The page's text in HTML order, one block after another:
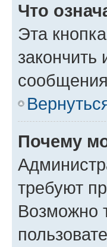
Что
Эта
закончить
Почему
требуют
Возможно